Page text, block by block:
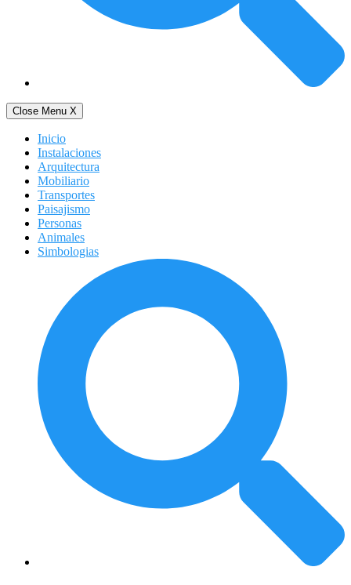
Close Menu X
Inicio
Instalaciones
Arquitectura
Mobiliario
Transportes
Paisajismo
Personas
Animales
Simbologias